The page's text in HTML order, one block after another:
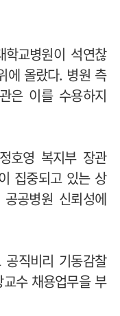
교병원이 석연찮
에 올랐다. 병원 측
은 이를 수용하지
호영 복지부 장관
집중되고 있는 상
공병원 신뢰성에
직비리 기동감찰
수 채용업무을 부